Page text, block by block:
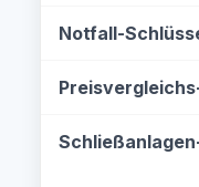
Notfall-